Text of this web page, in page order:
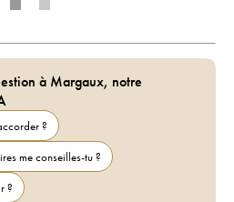
à Margaux, notre
?
me conseilles-tu ?
?